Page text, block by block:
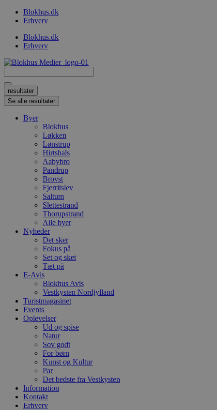
VidereBlokhus.dk
Erhverv
Blokhus.dk
Erhverv
...
resultater
Se alle resultater
Byer
Blokhus
Løkken
Lønstrup
Hirtshals
Aabybro
Pandrup
Brovst
Fjerritslev
Saltum
Slettestrand
Thorupstrand
Alle byer
Nyheder
Det sker
Fokus på
Set og sket
Tæt på
E-Avis
Blokhus Avis
Vestkysten Nordjylland
Turistmagasinet
Events
Oplevelser
Ud og spise
Natur
Sov godt
For børn
Kunst og Kultur
Par
Det bedste fra Vestkysten
Information
Kontakt
Erhverv